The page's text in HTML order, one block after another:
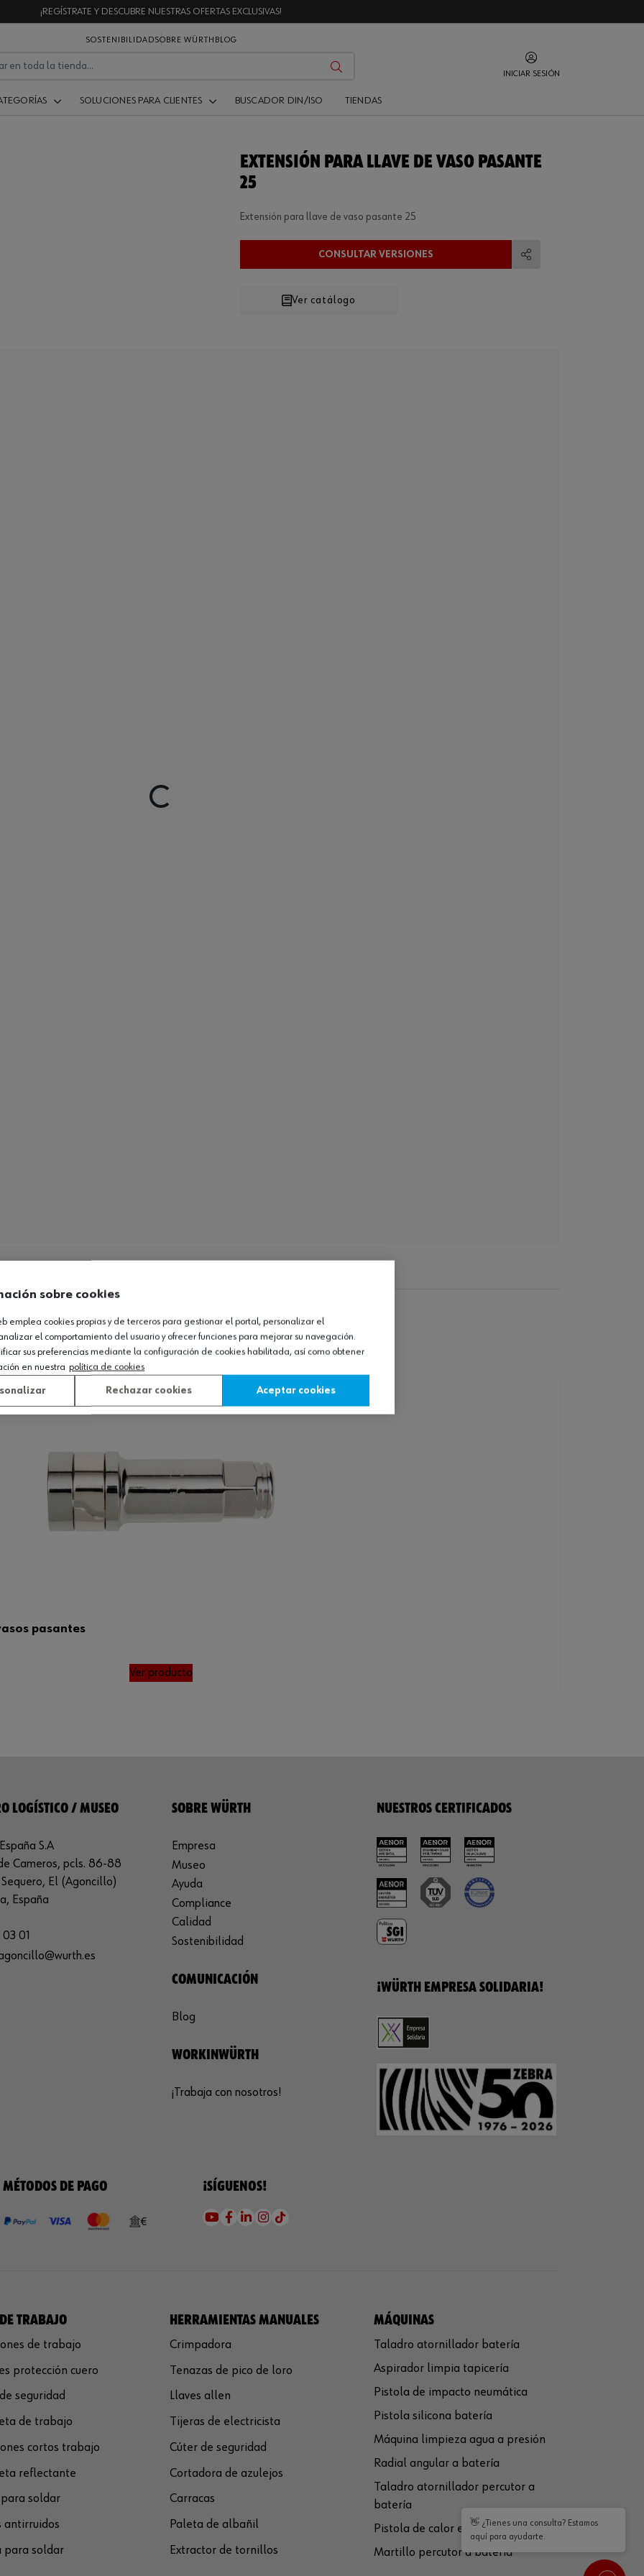
¡REGÍSTRATE Y DESCUBRE NUESTRAS OFERTAS EXCLUSIVAS!
SOSTENIBILIDADSOBRE WÜRTH BLOG
INICIAR SESIÓN
SOLUCIONES PARA CLIENTES BUSCADOR DIN/ISO TIENDAS
EXTENSIÓN PARA LLAVE DE VASO PASANTE
25
Extensión para llave de vaso pasante 25
CONSULTAR VERSIONES
Compartir
Ver catálogo
QUE TE PUEDEN GUSTAR!
pasantes
Ver producto
LOGÍSTICO / MUSEO
S.A
Cameros, pcls. 86-88
El (Agoncillo)
España
01
SOBRE WÜRTH
Empresa
Museo
Ayuda
Compliance
Calidad
Sostenibilidad
COMUNICACIÓN
Blog
WORKINWÜRTH
¡Trabaja con nosotros!
NUESTROS CERTIFICADOS
¡WÜRTH EMPRESA SOLIDARIA!
MÉTODOS DE PAGO ¡SÍGUENOS!
TRABAJO
de trabajo
protección cuero
seguridad
de trabajo
cortos trabajo
reflectante
soldar
antirruidos
para soldar
HERRAMIENTAS MANUALES
Crimpadora
Tenazas de pico de loro
Llaves allen
Tijeras de electricista
Cúter de seguridad
Cortadora de azulejos
Carracas
Paleta de albañil
Extractor de tornillos
MÁQUINAS
Taladro atornillador batería
Aspirador limpia tapicería
Pistola de impacto neumática
Pistola silicona batería
Máquina limpieza agua a presión
Radial angular a batería
Taladro atornillador percutor a
batería
Pistola de calor eléctrica
Martillo percutor a batería
👋 ¿Tienes una consulta? Estamos
aquí para ayudarte.
sobre cookies
emplea cookies propias y de terceros para gestionar el portal, personalizar el
el comportamiento del usuario y ofrecer funciones para mejorar su navegación.
sus preferencias mediante la configuración de cookies habilitada, así como obtener
en nuestra política de cookies
Rechazar cookies Aceptar cookies